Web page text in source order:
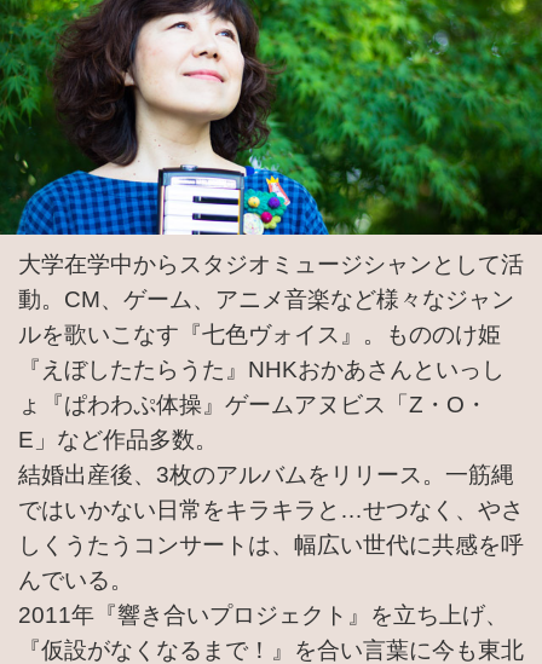
大学在学中からスタジオミュージシャンとして活
動。CM、ゲーム、アニメ音楽など様々なジャン
ルを歌いこなす『七色ヴォイス』。もののけ姫
『えぼしたたらうた』NHKおかあさんといっし
ょ『ぱわわぷ体操』ゲームアヌビス「Z・O・
E」など作品多数。
結婚出産後、3枚のアルバムをリリース。一筋縄
ではいかない日常をキラキラと…せつなく、やさ
しくうたうコンサートは、幅広い世代に共感を呼
んでいる。
2011年『響き合いプロジェクト』を立ち上げ、
『仮設がなくなるまで！』を合い言葉に今も東北